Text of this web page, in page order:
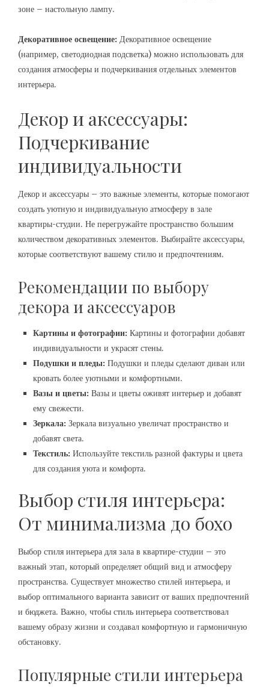
зоне – настольную лампу.
Декоративное освещение: Декоративное освещение
(например, светодиодная подсветка) можно использовать для
создания атмосферы и подчеркивания отдельных элементов
интерьера.
Декор и аксессуары:
Подчеркивание
индивидуальности
Декор и аксессуары – это важные элементы, которые помогают
создать уютную и индивидуальную атмосферу в зале
квартиры-студии. Не перегружайте пространство большим
количеством декоративных элементов. Выбирайте аксессуары,
которые соответствуют вашему стилю и предпочтениям.
Рекомендации по выбору
декора и аксессуаров
Картины и фотографии: Картины и фотографии добавят
индивидуальности и украсят стены.
Подушки и пледы: Подушки и пледы сделают диван или
кровать более уютными и комфортными.
Вазы и цветы: Вазы и цветы оживят интерьер и добавят
ему свежести.
Зеркала: Зеркала визуально увеличат пространство и
добавят света.
Текстиль: Используйте текстиль разной фактуры и цвета
для создания уюта и комфорта.
Выбор стиля интерьера:
От минимализма до бохо
Выбор стиля интерьера для зала в квартире-студии – это
важный этап, который определяет общий вид и атмосферу
пространства. Существует множество стилей интерьера, и
выбор оптимального варианта зависит от ваших предпочтений
и бюджета. Важно, чтобы стиль интерьера соответствовал
вашему образу жизни и создавал комфортную и гармоничную
обстановку.
Популярные стили интерьера